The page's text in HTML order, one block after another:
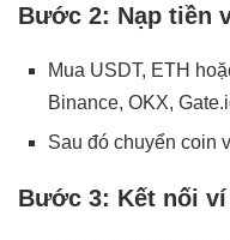
Bước 2: Nạp tiền
Mua USDT, ETH
Binance, OKX,
Sau đó chuyển coin
Bước 3: Kết nối